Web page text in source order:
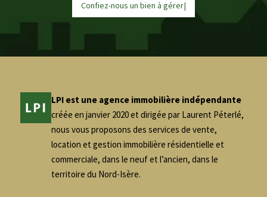
Confiez-nous un bien à gérer|
LPI est une agence immobilière indépendante
créée en janvier 2020 et dirigée par Laurent Péterlé,
nous vous proposons des services de vente,
location et gestion immobilière résidentielle et
commerciale, dans le neuf et l’ancien, dans le
territoire du Nord-Isère.